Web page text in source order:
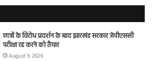
छात्रों के विरोध प्रदर्शन के बाद झारखंड सरकार जेपीएससी
परीक्षा रद्द करने को तैयार
August 9, 2026